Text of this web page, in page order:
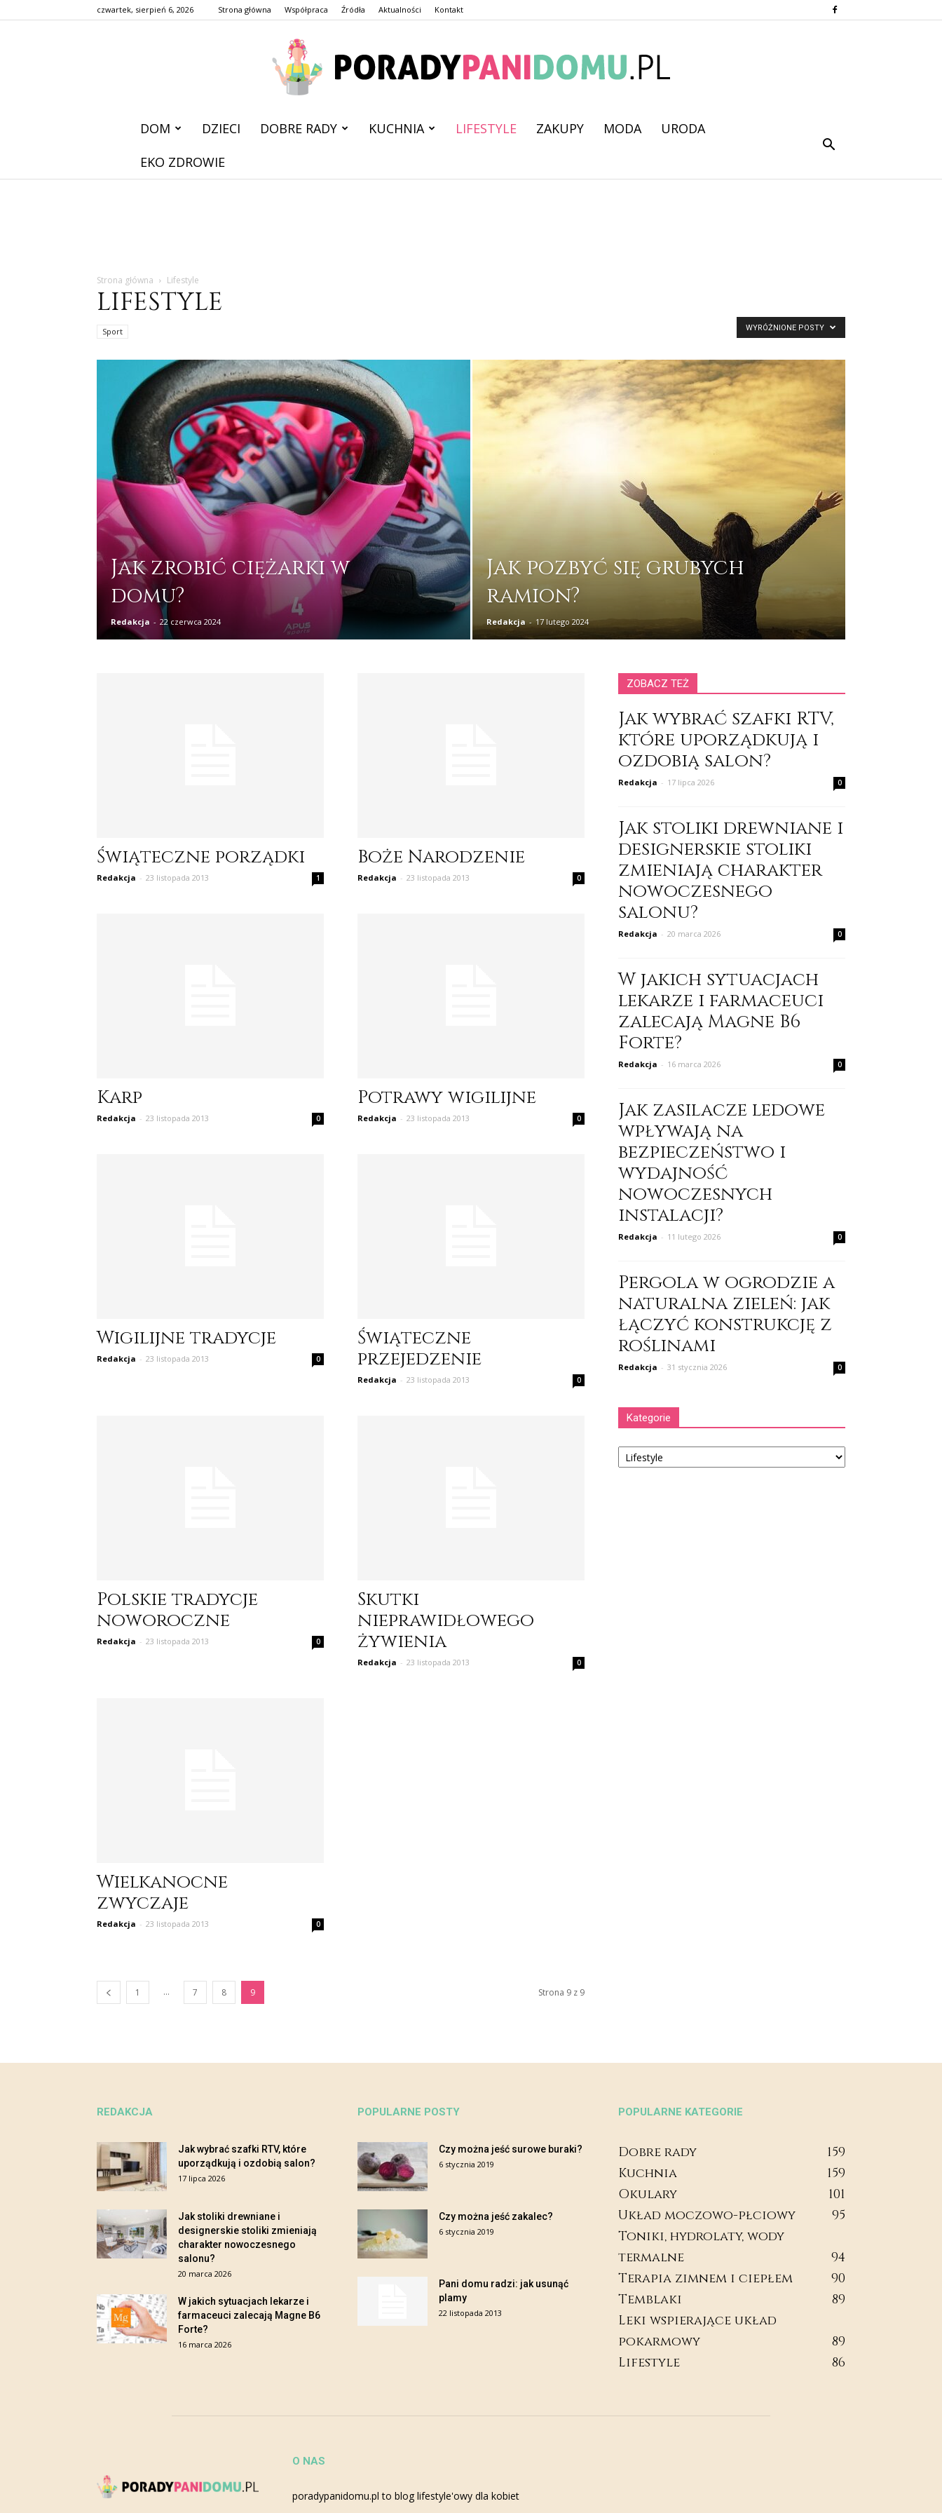
czwartek, sierpień 6, 2026 Strona główna Współpraca Źródła Aktualności Kontakt
DOM DZIECI DOBRE RADY KUCHNIA LIFESTYLE ZAKUPY MODA
URODA
EKO ZDROWIE
Strona główna Lifestyle
LIFESTYLE
Sport WYRÓŻNIONE POSTY
Jak zrobić ciężarki w
domu?
Redakcja - 22 czerwca 2024
Jak pozbyć się grubych
ramion?
Redakcja - 17 lutego 2024
Świąteczne porządki
Redakcja - 23 listopada 2013 1
Boże Narodzenie
Redakcja - 23 listopada 2013 0
Karp
Redakcja - 23 listopada 2013 0
Potrawy wigilijne
Redakcja - 23 listopada 2013 0
Wigilijne tradycje
Redakcja - 23 listopada 2013 0
Świąteczne
przejedzenie
Redakcja - 23 listopada 2013 0
Polskie tradycje
noworoczne
Redakcja - 23 listopada 2013 0
Skutki
nieprawidłowego
żywienia
Redakcja - 23 listopada 2013 0
Wielkanocne
zwyczaje
Redakcja - 23 listopada 2013 0
1 ... 7 8 9 Strona 9 z 9
ZOBACZ TEŻ
Jak wybrać szafki RTV,
które uporządkują i
ozdobią salon?
Redakcja - 17 lipca 2026 0
Jak stoliki drewniane i
designerskie stoliki
zmieniają charakter
nowoczesnego
salonu?
Redakcja - 20 marca 2026 0
W jakich sytuacjach
lekarze i farmaceuci
zalecają Magne B6
Forte?
Redakcja - 16 marca 2026 0
Jak zasilacze ledowe
wpływają na
bezpieczeństwo i
wydajność
nowoczesnych
instalacji?
Redakcja - 11 lutego 2026 0
Pergola w ogrodzie a
naturalna zieleń: jak
łączyć konstrukcję z
roślinami
Redakcja - 31 stycznia 2026 0
Kategorie
Kategorie
REDAKCJA
Jak wybrać szafki RTV, które
uporządkują i ozdobią salon?
17 lipca 2026
Jak stoliki drewniane i
designerskie stoliki zmieniają
charakter nowoczesnego
salonu?
20 marca 2026
W jakich sytuacjach lekarze i
farmaceuci zalecają Magne B6
Forte?
16 marca 2026
POPULARNE POSTY
Czy można jeść surowe buraki?
6 stycznia 2019
Czy można jeść zakalec?
6 stycznia 2019
Pani domu radzi: jak usunąć
plamy
22 listopada 2013
POPULARNE KATEGORIE
Dobre rady
159
Kuchnia
159
Okulary
101
Układ moczowo-płciowy
95
Toniki, hydrolaty, wody
termalne
94
Terapia zimnem i ciepłem
90
Temblaki
89
Leki wspierające układ
pokarmowy
89
Lifestyle
86
O NAS
poradypanidomu.pl to blog lifestyle'owy dla kobiet